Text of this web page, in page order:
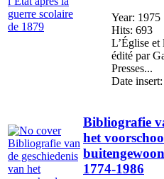
Year: 1975
Hits: 693
L’Église et
édité par
Presses...
Date
Bibliografie
het
1774-1986